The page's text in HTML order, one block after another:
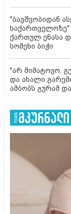
"ბავშვობიდან
საქართველოზე"
ქართულ ენასა
სომეხი ბიჭი
"არ მიმატოვო,
და ახალი
ამბობს გურამ